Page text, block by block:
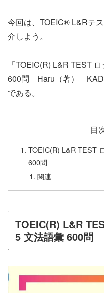
今回は、TOEIC® L&Rテ
介しよう。
「TOEIC(R) L&R TEST
600問 Haru（著）
である。
目
TOEIC(R) L&R TEST
600問
関連
TOEIC(R) L&R
5 文法語彙 600問